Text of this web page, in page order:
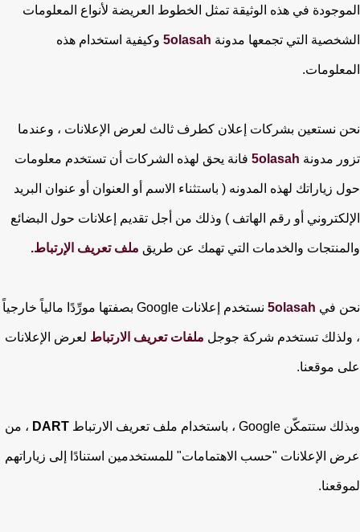
الموجودة في هذه الوثيقة تمثل الخطوط العريضة لأنواع المعلومات
الشخصية التي تجمعها مدونة 5olasah وكيفية استخدام هذه
المعلومات.
نحن نستعين بشركات إعلان كطرف ثالث لعرض الإعلانات ، وعندما
تزور مدونة 5olasah فانة يحق لهذه الشركات أن تستخدم معلومات
حول زياراتك لهذه المدونه ( باستثناء الاسم أو العنوان أو عنوان البريد
الإلكتروني أو رقم الهاتف ) وذلك من أجل تقديم إعلانات حول البضائع
والمنتجات والخدمات التي تهمك عن طريق ملف تعريف الإرتباط.
نحن في 5olasah نستخدم إعلانات Google بصفتها مورِّدًا مالياً خارجياً
، ولذلك تستخدم شركة جوجل ملفات تعريف الارتباط لعرض الإعلانات
على موقعنا.
وبذلك ستتمكّن Google ، باستخدام ملف تعريف الارتباط DART ، من
عرض الإعلانات "حسب الاهتمامات" للمستخدمين استنادًا إلى زياراتهم
لموقعنا.